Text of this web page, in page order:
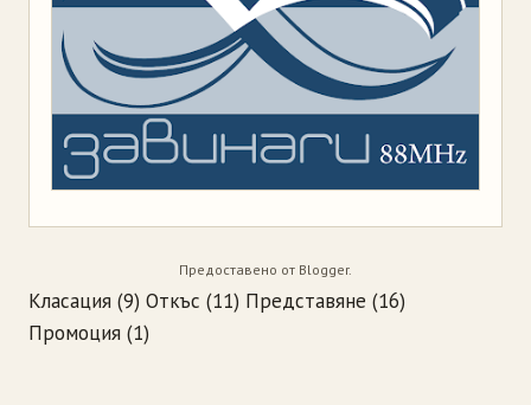
Предоставено от Blogger.
Класация (9) Откъс (11) Представяне (16)
Промоция (1)